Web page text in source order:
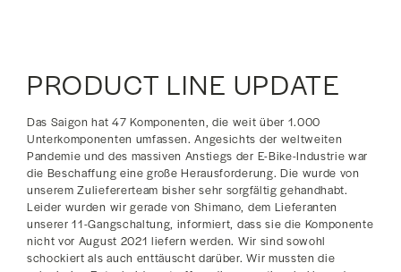
PRODUCT LINE UPDATE
Das Saigon hat 47 Komponenten, die weit über 1.000
Unterkomponenten umfassen. Angesichts der weltweiten
Pandemie und des massiven Anstiegs der E-Bike-Industrie war
die Beschaffung eine große Herausforderung. Die wurde von
unserem Zuliefererteam bisher sehr sorgfältig gehandhabt.
Leider wurden wir gerade von Shimano, dem Lieferanten
unserer 11-Gangschaltung, informiert, dass sie die Komponente
nicht vor August 2021 liefern werden. Wir sind sowohl
schockiert als auch enttäuscht darüber. Wir mussten die